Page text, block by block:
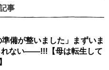
事
準備が整いました」まずいま
れない――!!!【母は転生して